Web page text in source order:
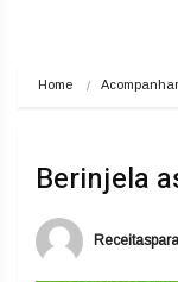
Home
Berinjela